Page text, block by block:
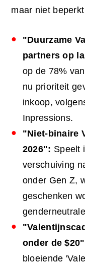
maar niet
"Duurzame
partners op
op de 78%
nu prioriteit
inkoop,
Inpressions.
"Niet-binaire
2026": Speelt
verschuiving
onder Gen Z,
geschenken
onder de
bloeiende